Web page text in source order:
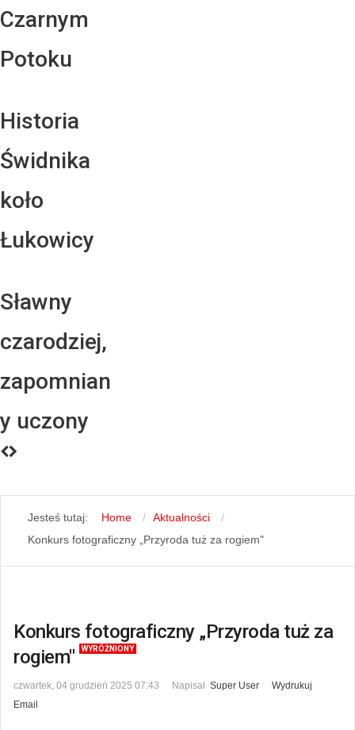
Czarnym
Potoku
Historia
Świdnika
koło
Łukowicy
Sławny
czarodziej,
zapomnian
y uczony
Jesteś tutaj: Home
Aktualności
Konkurs fotograficzny „Przyroda tuż za rogiem"
Konkurs fotograficzny „Przyroda tuż za
rogiem"
WYRÓŻNIONY
czwartek, 04 grudzień 2025 07:43 Napisał Super User
Wydrukuj
Email